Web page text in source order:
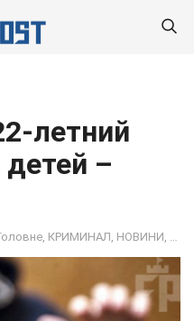
летний
детей –
КРИМИНАЛ НОВИНИ